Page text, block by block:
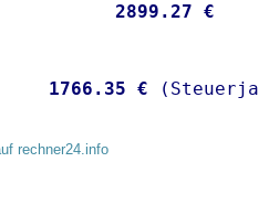
2899.27 €
1766.35 €
rechner24.info